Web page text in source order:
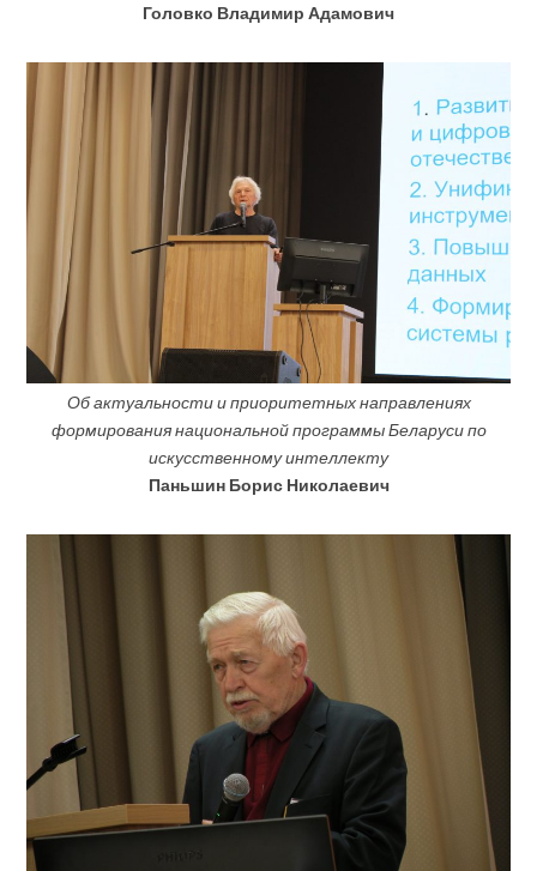
Головко Владимир Адамович
Об актуальности и приоритетных направлениях
формирования национальной программы Беларуси по
искусственному интеллекту
Паньшин Борис Николаевич